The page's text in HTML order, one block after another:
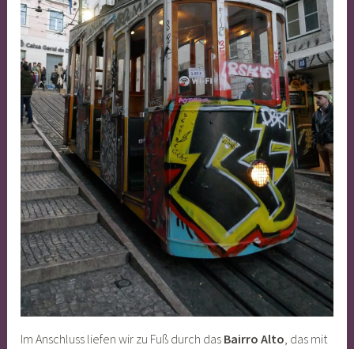
Im Anschluss liefen wir zu Fuß durch das Bairro Alto, das mit